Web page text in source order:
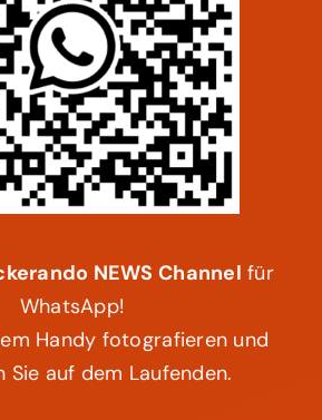
NEWS Channel für
WhatsApp!
Handy fotografieren und
Sie auf dem Laufenden.